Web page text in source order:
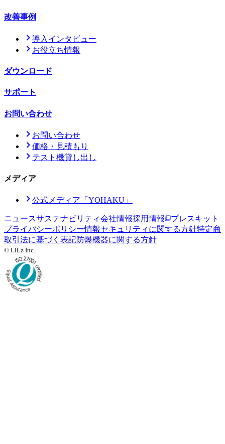
改善事例
導入インタビュー
お役立ち情報
ダウンロード
サポート
お問い合わせ
お問い合わせ
価格・見積もり
テスト機貸し出し
メディア
公式メディア「YOHAKU」
ニュースサステナビリティ会社情報採用情報
プレスキット
プライバシーポリシー情報セキュリティに関する方針特定商
取引法に基づく表記防爆機器に関する方針
© LiLz Inc.